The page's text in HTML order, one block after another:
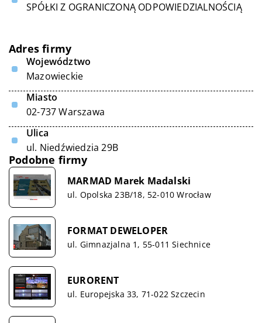
SPÓŁKI Z OGRANICZONĄ ODPOWIEDZIALNOŚCIĄ
Adres firmy
Województwo
Mazowieckie
Miasto
02-737 Warszawa
Ulica
ul. Niedźwiedzia 29B
Podobne firmy
MARMAD Marek Madalski
ul. Opolska 23B/18, 52-010 Wrocław
FORMAT DEWELOPER
ul. Gimnazjalna 1, 55-011 Siechnice
EURORENT
ul. Europejska 33, 71-022 Szczecin